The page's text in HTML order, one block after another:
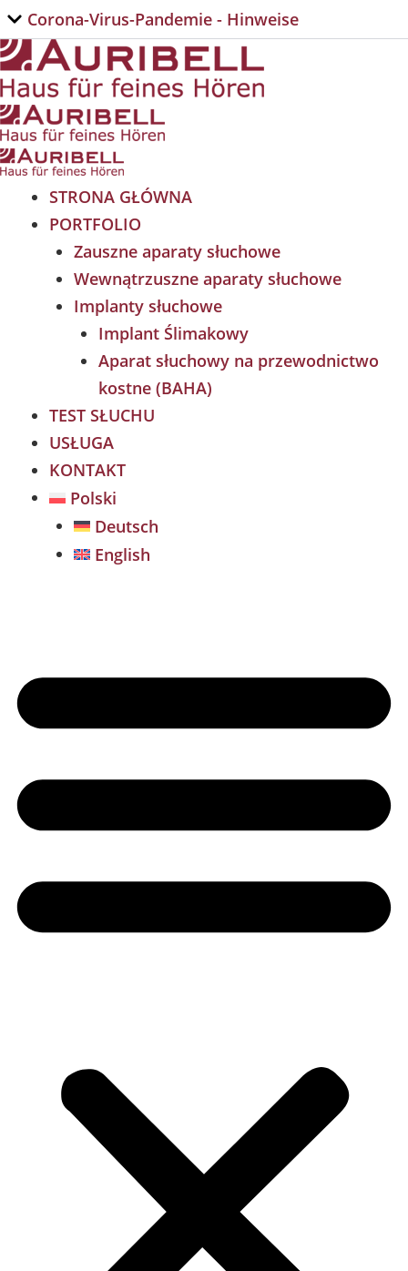
Przejdź
do
treści
Corona-Virus-Pandemie​ - Hinweise
STRONA GŁÓWNA
PORTFOLIO
Zauszne aparaty słuchowe
Wewnątrzuszne aparaty słuchowe
Implanty słuchowe
Implant Ślimakowy
Aparat słuchowy na przewodnictwo
kostne (BAHA)
TEST SŁUCHU
USŁUGA
KONTAKT
Polski
Deutsch
English